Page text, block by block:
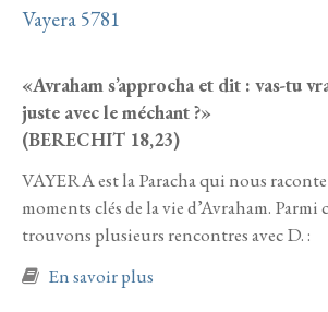
Vayera 5781
«Avraham s’approcha et dit : vas-tu
juste avec le méchant ?»
(BERECHIT 18,23)
VAYERA est la Paracha qui nous
moments clés de la vie d’Avraham. Parmi
trouvons plusieurs rencontres avec D. :
En savoir plus